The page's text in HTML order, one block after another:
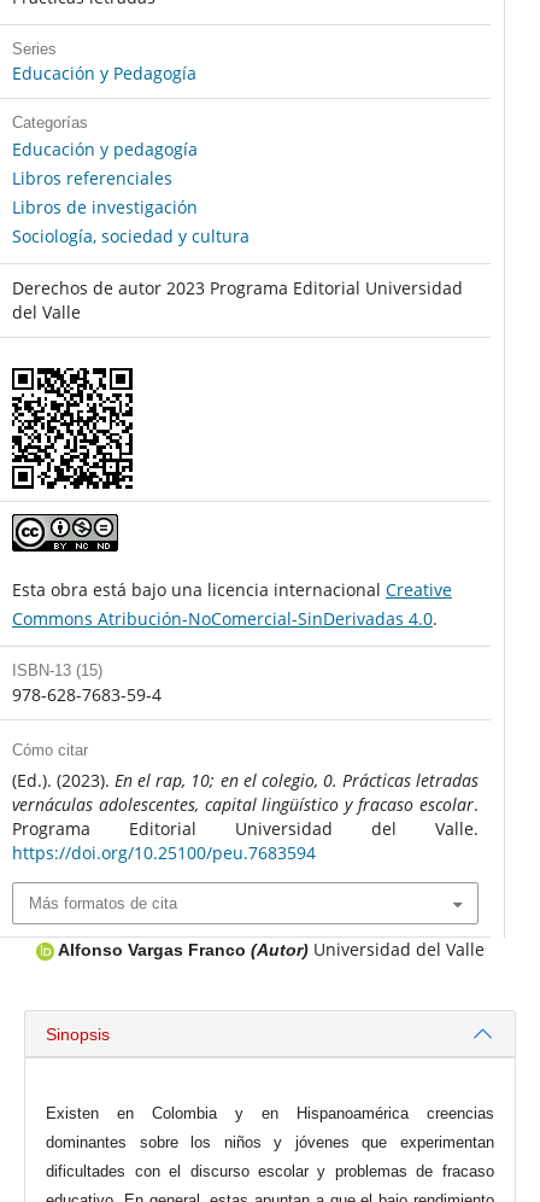
Series
Educación y Pedagogía
Categorías
Educación y pedagogía
Libros referenciales
Libros de investigación
Sociología, sociedad y cultura
Derechos de autor 2023 Programa Editorial Universidad
del Valle
Esta obra está bajo una licencia internacional Creative
Commons Atribución-NoComercial-SinDerivadas 4.0.
ISBN-13 (15)
978-628-7683-59-4
Cómo citar
(Ed.). (2023).En el rap, 10; en el colegio, 0. Prácticas letradas
vernáculas adolescentes, capital lingüístico y fracaso escolar.
Programa Editorial Universidad del Valle.
https://doi.org/10.25100/peu.7683594
Más formatos de cita
Alfonso Vargas Franco (Autor) Universidad del Valle
Sinopsis
Existen en Colombia y en Hispanoamérica creencias
dominantes sobre los niños y jóvenes que experimentan
dificultades con el discurso escolar y problemas de fracaso